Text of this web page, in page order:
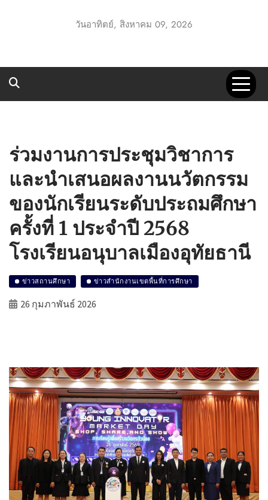
วันอาทิตย์, สิงหาคม 09, 2026
UTT1 GO
ร่วมงานการประชุมวิชาการ
และนำเสนอผลงานนวัตกรรม
ของนักเรียนระดับประถมศึกษา
ครั้งที่ 1 ประจำปี 2568
โรงเรียนอนุบาลเมืองอุทัยธานี
ข่าวสถานศึกษา ข่าวสำนักงานเขตพื้นที่การศึกษา
26 กุมภาพันธ์ 2026